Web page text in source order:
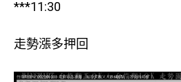
***11:30
走勢漲多押回